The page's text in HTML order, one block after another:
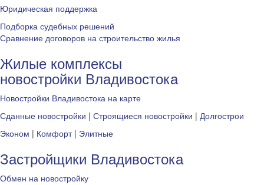
Юридическая поддержка
Подборка судебных решений
Сравнение договоров на строительство жилья
Жилые комплексы
новостройки Владивостока
Новостройки Владивостока на карте
Сданные новостройки | Строящиеся новостройки | Долгострои
Эконом | Комфорт| Элитные
Застройщики Владивостока
Обмен на новостройку